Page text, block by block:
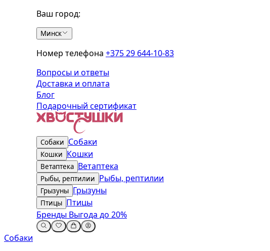
Ваш город:
Минск
Номер телефона +375 29 644-10-83
Вопросы и ответы
Доставка и оплата
Блог
Подарочный сертификат
Собаки Собаки
Кошки Кошки
Ветаптека Ветаптека
Рыбы, рептилии Рыбы, рептилии
Грызуны Грызуны
Птицы Птицы
Бренды Выгода до 20%
Собаки